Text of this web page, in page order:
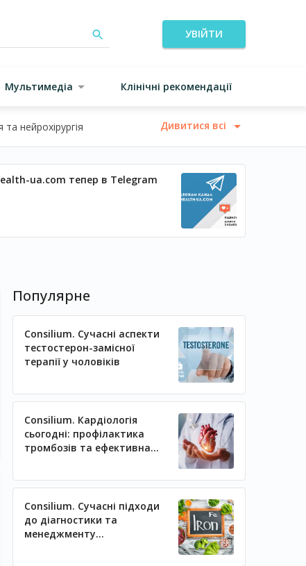
УВІЙТИ
Мультимедіа Клінічні рекомендації
та нейрохірургія Дивитися всі
ua.com тепер в Telegram
Популярне
Consilium. Сучасні аспекти
тестостерон-замісної
терапії у чоловіків
Consilium. Кардіологія
сьогодні: профілактика
тромбозів та ефективна
Consilium. Сучасні підходи
до діагностики та
менеджменту